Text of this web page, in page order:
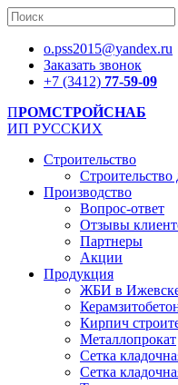
o.pss2015@yandex.ru
Заказать звонок
+7 (3412) 77-59-09
ПРОМСТРОЙСНАБ
ИП РУССКИХ
Строительство
Производство
Вопрос-ответ
Отзывы
Партнеры
Акции
Продукция
ЖБИ в
Кирпич
Металлопрокат
Сетка
Сетка